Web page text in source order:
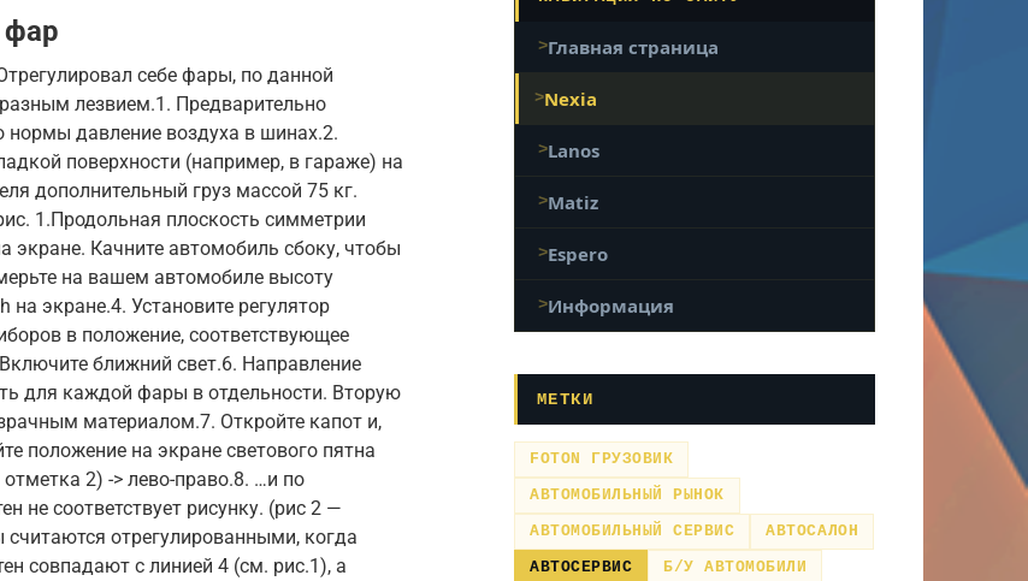
фар
себе фары, по данной
лезвием.1. Предварительно
нормы давление воздуха в шинах.2.
поверхности (например, в гараже) на
дополнительный груз массой 75 кг.
1.Продольная плоскость симметрии
экране. Качните автомобиль сбоку, чтобы
на вашем автомобиле высоту
на экране.4. Установите регулятор
в положение, соответствующее
ближний свет.6. Направление
для каждой фары в отдельности. Вторую
материалом.7. Откройте капот и,
положение на экране светового пятна
2) -> лево-право.8. …и по
не соответствует рисунку. (рис 2 —
отрегулированными, когда
совпадают с линией 4 (см. рис.1), а
Главная страница
Nexia
Lanos
Matiz
Espero
Информация
МЕТКИ
FOTON ГРУЗОВИК
АВТОМОБИЛЬНЫЙ РЫНОК
АВТОМОБИЛЬНЫЙ СЕРВИС
АВТОСАЛОН
АВТОСЕРВИС
Б/У АВТОМОБИЛИ